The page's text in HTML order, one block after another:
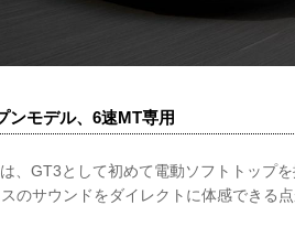
ンモデル、6速MT専用
、GT3として初めて電動ソフトトップ
のサウンドをダイレクトに体感できる点